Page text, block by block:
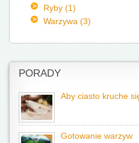
Ryby (1)
Warzywa (3)
PORADY
Aby ciasto kruche
Gotowanie warzyw